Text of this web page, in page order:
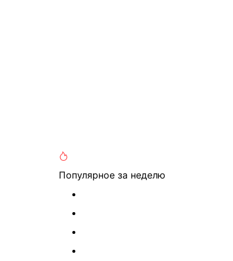
Популярное за неделю